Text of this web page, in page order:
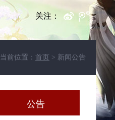
关注：
当前位置： 首页 > 新闻公告
公告